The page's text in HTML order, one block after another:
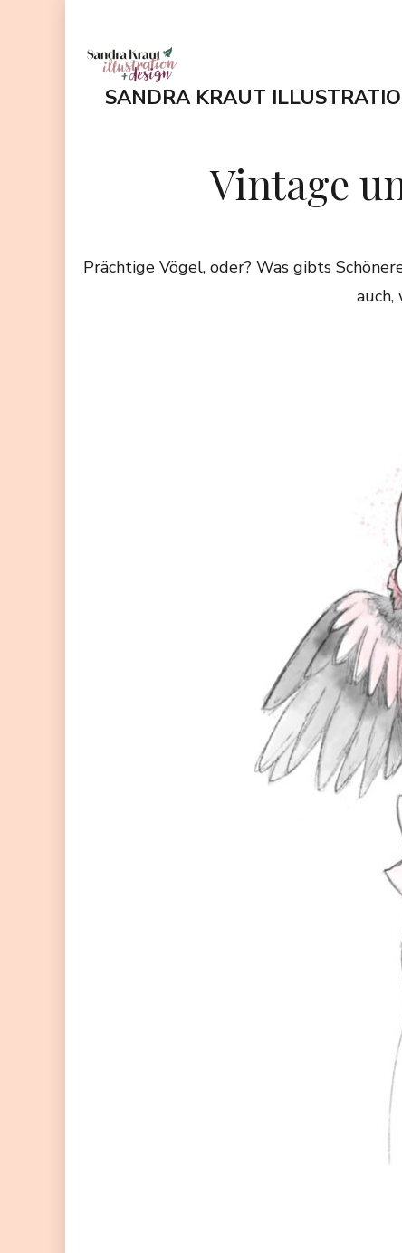
springen
(EnterSANDRA KRAUT
Vintage
Prächtige Vögel, oder? Was gibts
auch,